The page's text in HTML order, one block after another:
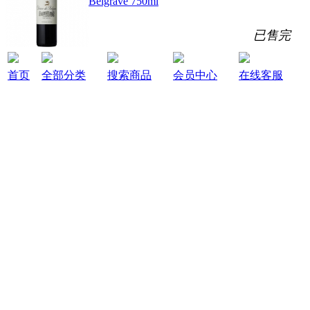
已售完
首页 全部分类 搜索商品 会员中心 在线客服